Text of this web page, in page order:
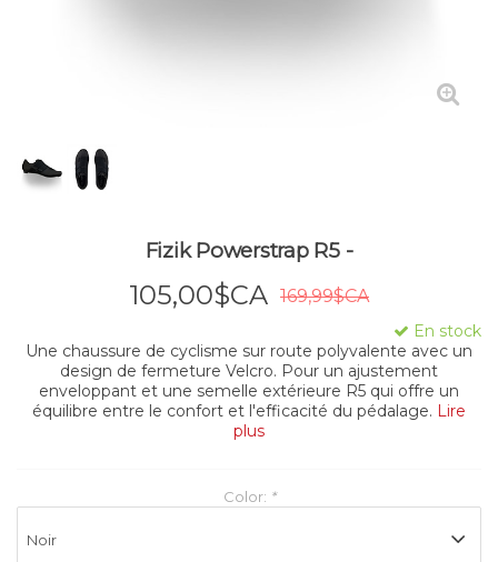
Fizik Powerstrap R5 -
105,00$CA 169,99$CA
En stock
Une chaussure de cyclisme sur route polyvalente avec un
design de fermeture Velcro. Pour un ajustement
enveloppant et une semelle extérieure R5 qui offre un
équilibre entre le confort et l'efficacité du pédalage. Lire
plus
Color: *